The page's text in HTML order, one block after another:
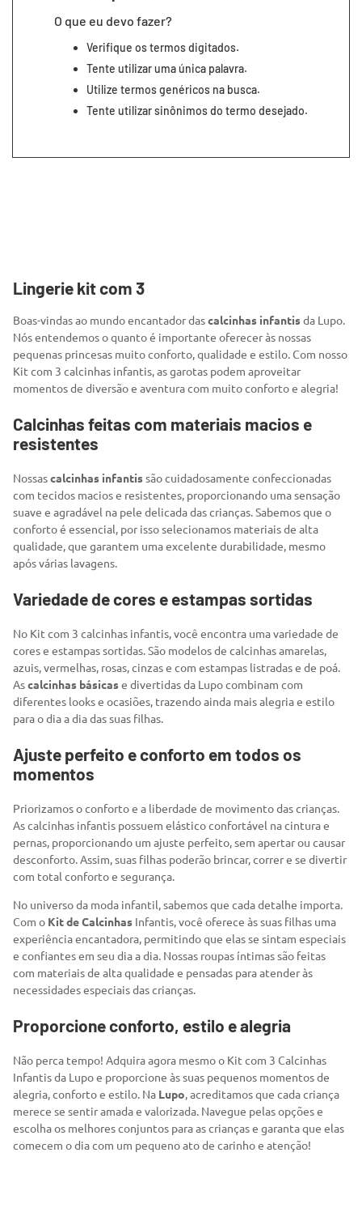
O que eu devo fazer?
Verifique os termos digitados.
Tente utilizar uma única palavra.
Utilize termos genéricos na busca.
Tente utilizar sinônimos do termo desejado.
Lingerie kit com 3
Boas-vindas ao mundo encantador dascalcinhas infantisda Lupo.
Nós entendemos o quanto é importante oferecer às nossas
pequenas princesas muito conforto, qualidade e estilo. Com nosso
Kit com 3 calcinhas infantis, as garotas podem aproveitar
momentos de diversão e aventura com muito conforto e alegria!
Calcinhas feitas com materiais macios e
resistentes
Nossascalcinhas infantissão cuidadosamente confeccionadas
com tecidos macios e resistentes, proporcionando uma sensação
suave e agradável na pele delicada das crianças. Sabemos que o
conforto é essencial, por isso selecionamos materiais de alta
qualidade, que garantem uma excelente durabilidade, mesmo
após várias lavagens.
Variedade de cores e estampas sortidas
No Kit com 3 calcinhas infantis, você encontra uma variedade de
cores e estampas sortidas. São modelos de calcinhas amarelas,
azuis, vermelhas, rosas, cinzas e com estampas listradas e de poá.
Ascalcinhas básicase divertidas da Lupo combinam com
diferentes looks e ocasiões, trazendo ainda mais alegria e estilo
para o dia a dia das suas filhas.
Ajuste perfeito e conforto em todos os
momentos
Priorizamos o conforto e a liberdade de movimento das crianças.
As calcinhas infantis possuem elástico confortável na cintura e
pernas, proporcionando um ajuste perfeito, sem apertar ou causar
desconforto. Assim, suas filhas poderão brincar, correr e se divertir
com total conforto e segurança.
No universo da moda infantil, sabemos que cada detalhe importa.
Com o Kit de Calcinhas Infantis, você oferece às suas filhas uma
experiência encantadora, permitindo que elas se sintam especiais
e confiantes em seu dia a dia. Nossas roupas íntimas são feitas
com materiais de alta qualidade e pensadas para atender às
necessidades especiais das crianças.
Proporcione conforto, estilo e alegria
Não perca tempo! Adquira agora mesmo o Kit com 3 Calcinhas
Infantis da Lupo e proporcione às suas pequenos momentos de
alegria, conforto e estilo. Na Lupo, acreditamos que cada criança
merece se sentir amada e valorizada. Navegue pelas opções e
escolha os melhores conjuntos para as crianças e garanta que elas
comecem o dia com um pequeno ato de carinho e atenção!
9º
sutiã
10º meia masculina